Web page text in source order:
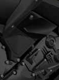
még kép!